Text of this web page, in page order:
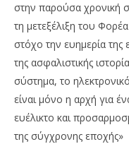
στην παρούσα χρονική
τη μετεξέλιξη του
στόχο την ευημερία της
της ασφαλιστικής
σύστημα, το
είναι μόνο η αρχή για
ευέλικτο και
της σύγχρονης εποχής»